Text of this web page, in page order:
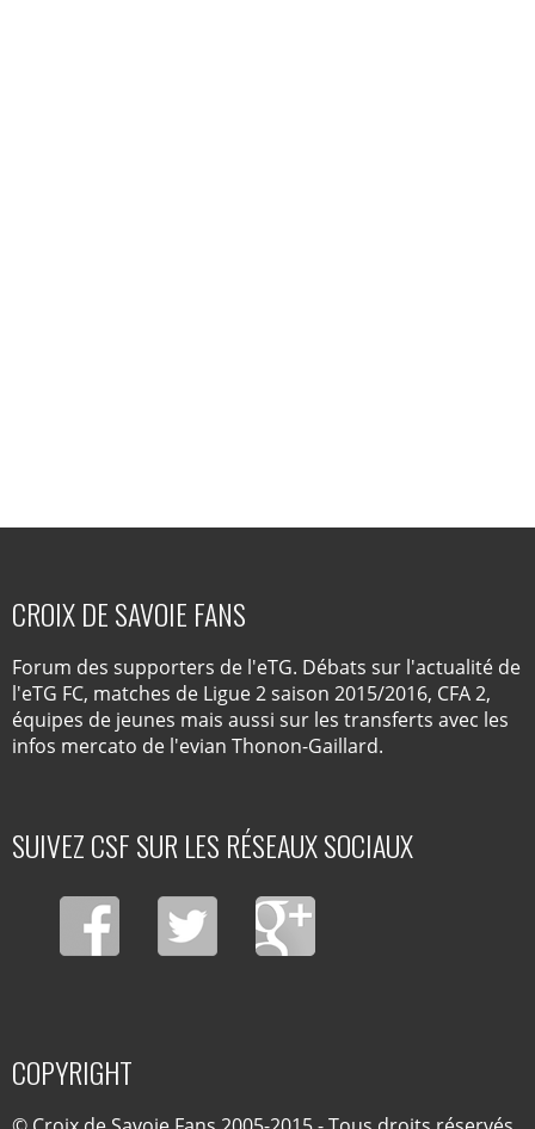
CROIX DE SAVOIE FANS
Forum des supporters de l'eTG. Débats sur l'actualité de
l'eTG FC, matches de Ligue 2 saison 2015/2016, CFA 2,
équipes de jeunes mais aussi sur les transferts avec les
infos mercato de l'evian Thonon-Gaillard.
SUIVEZ CSF SUR LES RÉSEAUX SOCIAUX
COPYRIGHT